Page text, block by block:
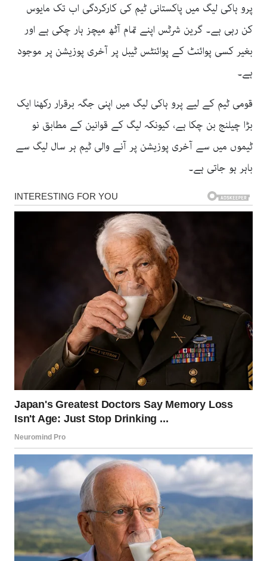
پرو ہاکی لیگ میں پاکستانی ٹیم کی کارکردگی اب تک مایوس
کن رہی ہے۔ گرین شرٹس اپنے تمام آٹھ میچز ہار چکی ہے اور
بغیر کسی پوائنٹ کے پوائنٹس ٹیبل پر آخری پوزیشن پر موجود
ہے۔
قومی ٹیم کے لیے پرو ہاکی لیگ میں اپنی جگہ برقرار رکھنا ایک
بڑا چیلنج بن چکا ہے، کیونکہ لیگ کے قوانین کے مطابق نو
ٹیموں میں سے آخری پوزیشن پر آنے والی ٹیم ہر سال لیگ سے
باہر ہو جاتی ہے۔